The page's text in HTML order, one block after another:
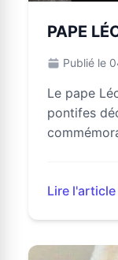
PAPE
Publié le
Le pape
pontifes
Lire l'article